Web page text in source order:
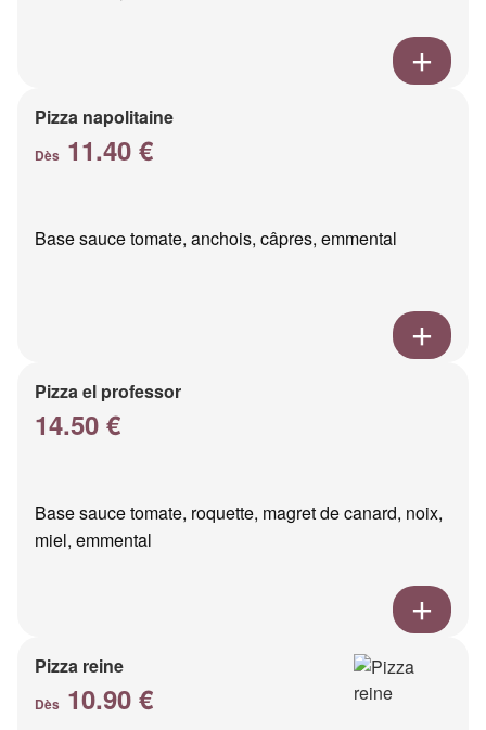
Pizza napolitaine
Dès 11.40 €
Base sauce tomate, anchois, câpres, emmental
Pizza el professor
14.50 €
Base sauce tomate, roquette, magret de canard, noix,
miel, emmental
Pizza reine
Dès 10.90 €